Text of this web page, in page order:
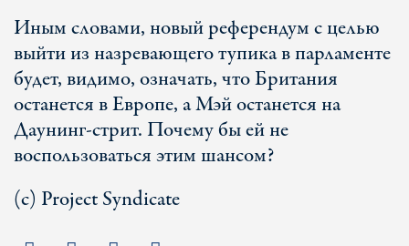
Иным словами, новый референдум с целью
выйти из назревающего тупика в парламенте
будет, видимо, означать, что Британия
останется в Европе, а Мэй останется на
Даунинг-стрит. Почему бы ей не
воспользоваться этим шансом?
(с) Project Syndicate